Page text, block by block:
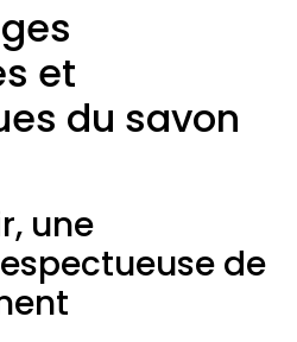
et
du savon
une
de